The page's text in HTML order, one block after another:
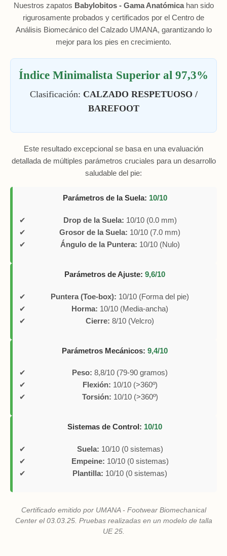
Nuestros zapatos Babylobitos - Gama Anatómicahan sido
rigurosamente probados y certificados por el Centro de
Análisis Biomecánico del Calzado UMANA, garantizando lo
mejor para los pies en crecimiento.
Índice Minimalista Superior al 97,3%
Clasificación: CALZADO RESPETUOSO /
BAREFOOT
Este resultado excepcional se basa en una evaluación
detallada de múltiples parámetros cruciales para un desarrollo
saludable del pie:
Parámetros de la Suela: 10/10
Drop de la Suela: 10/10 (0.0 mm)
Grosor de la Suela: 10/10 (7.0 mm)
Ángulo de la Puntera: 10/10 (Nulo)
Parámetros de Ajuste: 9,6/10
Puntera (Toe-box): 10/10 (Forma del pie)
Horma: 10/10 (Media-ancha)
Cierre: 8/10 (Velcro)
Parámetros Mecánicos: 9,4/10
Peso: 8,8/10 (79-90 gramos)
Flexión: 10/10 (>360º)
Torsión: 10/10 (>360º)
Sistemas de Control: 10/10
Suela: 10/10 (0 sistemas)
Empeine: 10/10 (0 sistemas)
Plantilla: 10/10 (0 sistemas)
Certificado emitido por UMANA - Footwear Biomechanical
Center el 03.03.25. Pruebas realizadas en un modelo de talla
UE 25.